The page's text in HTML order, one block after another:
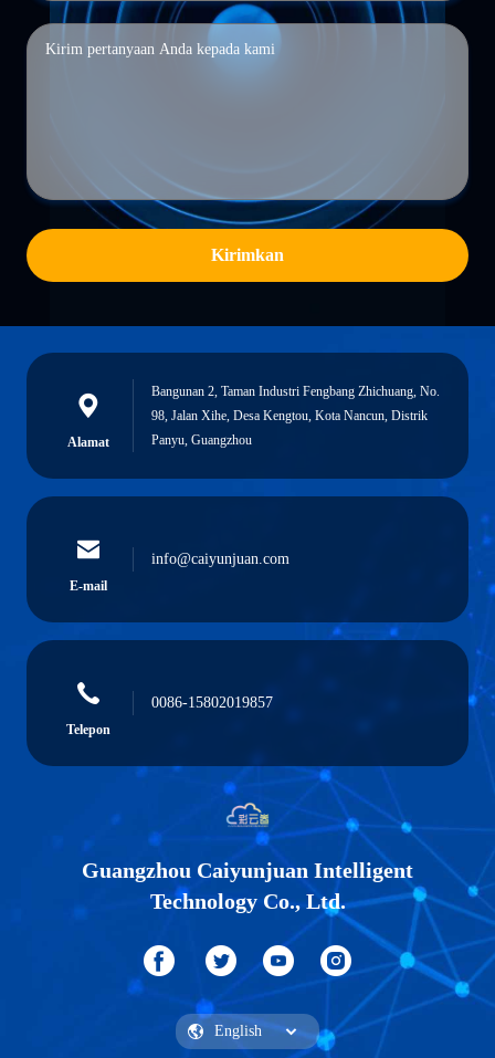
Kirimkan
Alamat
Bangunan 2, Taman Industri Fengbang Zhichuang, No.
98, Jalan Xihe, Desa Kengtou, Kota Nancun, Distrik
Panyu, Guangzhou
E-mail
info@caiyunjuan.com
Telepon
0086-15802019857
Guangzhou Caiyunjuan Intelligent
Technology Co., Ltd.